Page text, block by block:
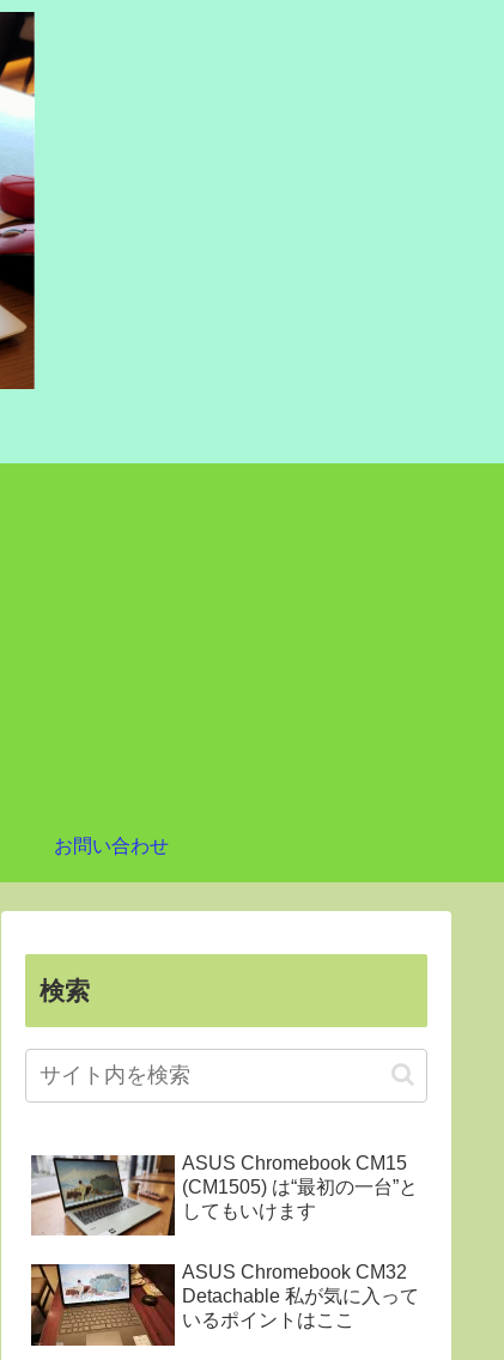
お問い合わせ
検索
ASUS Chromebook CM15
(CM1505) は“最初の一台”と
してもいけます
ASUS Chromebook CM32
Detachable 私が気に入って
いるポイントはここ